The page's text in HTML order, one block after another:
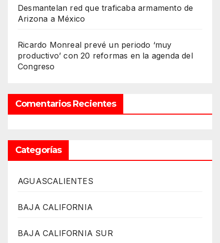
Desmantelan red que traficaba armamento de
Arizona a México
Ricardo Monreal prevé un periodo ‘muy
productivo’ con 20 reformas en la agenda del
Congreso
Comentarios Recientes
Categorías
AGUASCALIENTES
BAJA CALIFORNIA
BAJA CALIFORNIA SUR